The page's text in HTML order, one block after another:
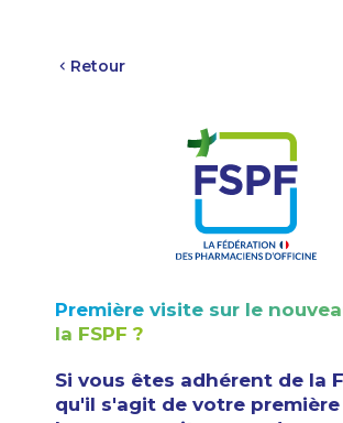
Retour
Première visite sur le
la FSPF ?
Si vous êtes adhérent de la
qu'il s'agit de votre